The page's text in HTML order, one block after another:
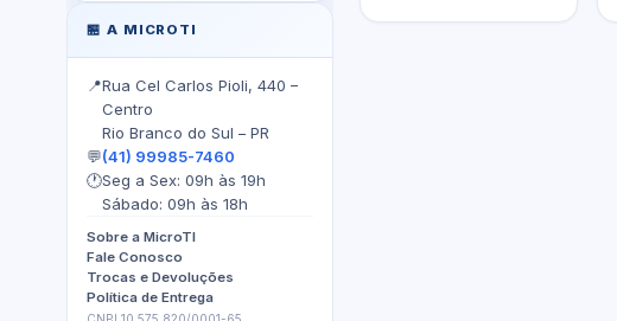
🏪 A MICROTI
📍Rua Cel Carlos Pioli, 440 –
Centro
Rio Branco do Sul – PR
💬(41) 99985-7460
🕐Seg a Sex: 09h às 19h
Sábado: 09h às 18h
Sobre a MicroTI
Fale Conosco
Trocas e Devoluções
Política de Entrega